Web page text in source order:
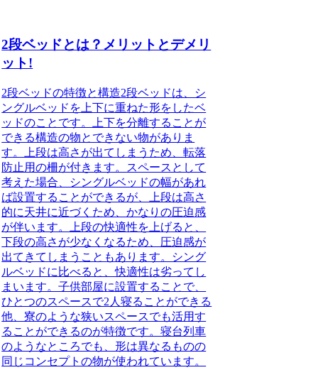
2段ベッドとは？メリットとデメリ
ット!
2段ベッドの特徴と構造2段ベッドは、シ
ングルベッドを上下に重ねた形をしたベ
ッドのことです。上下を分離することが
できる構造の物とできない物がありま
す。上段は高さが出てしまうため、転落
防止用の柵が付きます。スペースとして
考えた場合、シングルベッドの幅があれ
ば設置することができるが、上段は高さ
的に天井に近づくため、かなりの圧迫感
が伴います。上段の快適性を上げると、
下段の高さが少なくなるため、圧迫感が
出てきてしまうこともあります。シング
ルベッドに比べると、快適性は劣ってし
まいます。子供部屋に設置することで、
ひとつのスペースで2人寝ることができる
他、寮のような狭いスペースでも活用す
ることができるのが特徴です。寝台列車
のようなところでも、形は異なるものの
同じコンセプトの物が使われています。